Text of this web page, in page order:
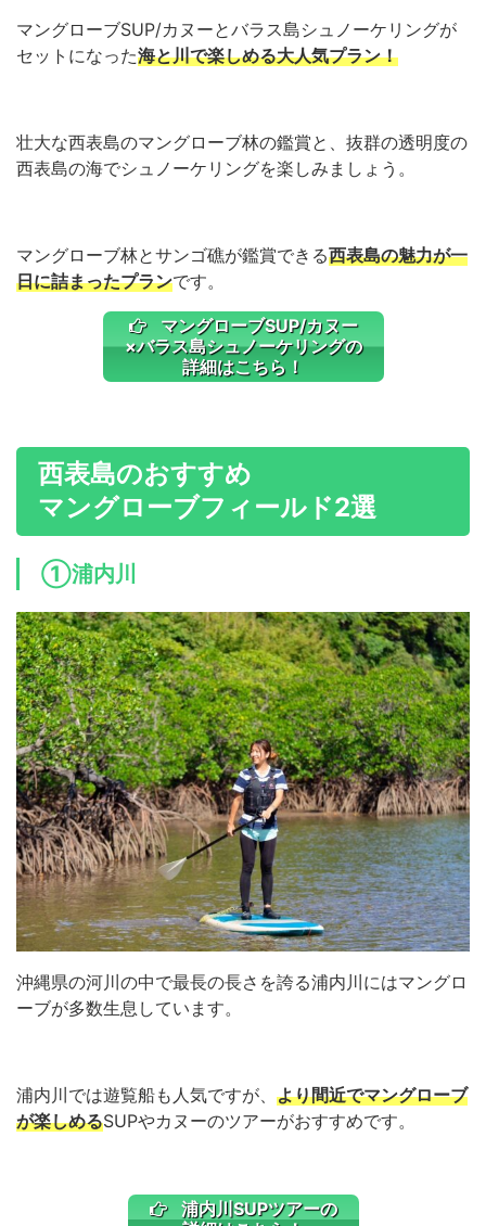
マングローブSUP/カヌーとバラス島シュノーケリングが
セットになった海と川で楽しめる大人気プラン！
壮大な西表島のマングローブ林の鑑賞と、抜群の透明度の
西表島の海でシュノーケリングを楽しみましょう。
マングローブ林とサンゴ礁が鑑賞できる西表島の魅力が一
日に詰まったプランです。
マングローブSUP/カヌー
×バラス島シュノーケリングの
詳細はこちら！
西表島のおすすめ
マングローブフィールド2選
①浦内川
沖縄県の河川の中で最長の長さを誇る浦内川にはマングロ
ーブが多数生息しています。
浦内川では遊覧船も人気ですが、 より間近でマングローブ
が楽しめるSUPやカヌーのツアーがおすすめです。
浦内川SUPツアーの